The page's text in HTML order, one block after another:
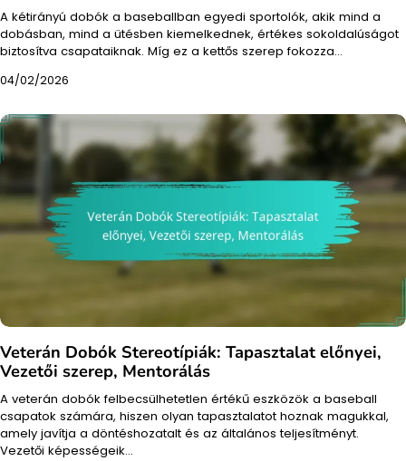
A kétirányú dobók a baseballban egyedi sportolók, akik mind a
dobásban, mind a ütésben kiemelkednek, értékes sokoldalúságot
biztosítva csapataiknak. Míg ez a kettős szerep fokozza…
04/02/2026
Veterán Dobók Stereotípiák: Tapasztalat előnyei,
Vezetői szerep, Mentorálás
A veterán dobók felbecsülhetetlen értékű eszközök a baseball
csapatok számára, hiszen olyan tapasztalatot hoznak magukkal,
amely javítja a döntéshozatalt és az általános teljesítményt.
Vezetői képességeik…